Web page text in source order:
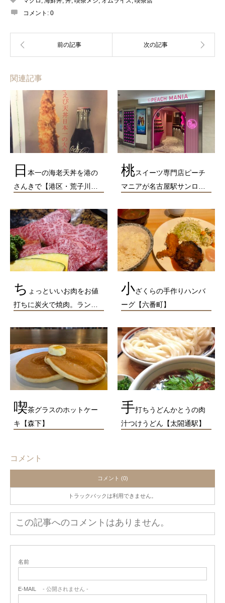
コメント: 0
関連記事
日 本一の海老天丼を港の
さんきで【港区・荒子川…
桃スイーツ専門店ピーチ
マニアが名古屋駅サンロ…
ち ょっといいお肉をお値
打ちに炭火で焼肉。ラン…
小ざくらの手作りハンバ
ーグ【六番町】
喫茶グラスのホットケー
キ【森下】
手打ちうどんかとうの肉
汁つけうどん【太閤通駅】
コメント
コメント (0)
トラックバックは利用できません。
この記事へのコメントはありません。
名前
E-MAIL - 公開されません -